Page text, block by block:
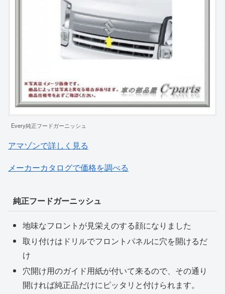
Every純正フードガーニッシュ
アマゾンで詳しく見る
メーカーカタログで価格を調べる
純正フードガーニッシュ
地味なフロントが見栄えのする顔になりました
取り付けはドリルでフロントパネルに穴を開けるだ
け
穴開け用のガイド用紙が付いて来るので、その通り
開ければ純正品だけにピッタリと付けられます。